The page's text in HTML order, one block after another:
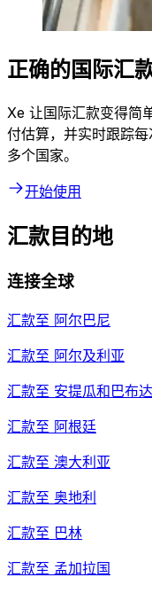
正确的国际汇
Xe 让国际汇款变得简
付估算，并实时跟踪
多个国家。
开始使用
汇款目的地
连接全球
汇款至 阿尔巴尼
汇款至 阿尔及利亚
汇款至 安提瓜和巴布达
汇款至 阿根廷
汇款至 澳大利亚
汇款至 奥地利
汇款至 巴林
汇款至 孟加拉国